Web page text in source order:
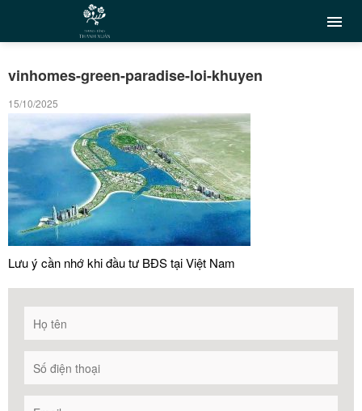
vinhomes-green-paradise-loi-khuyen
15/10/2025
Lưu ý cần nhớ khi đầu tư BĐS tại Việt Nam